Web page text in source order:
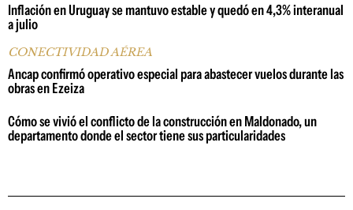
Inflación en Uruguay se mantuvo estable y quedó en 4,3% interanual
a julio
CONECTIVIDAD AÉREA
Ancap confirmó operativo especial para abastecer vuelos durante las
obras en Ezeiza
Cómo se vivió el conflicto de la construcción en Maldonado, un
departamento donde el sector tiene sus particularidades